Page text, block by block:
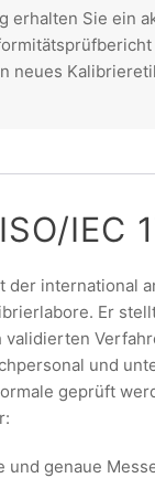
erhalten Sie ein
neues
IEC
der international
Er
validierten
und
geprüft
und genaue